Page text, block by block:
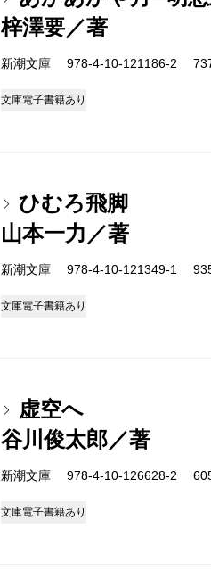
梓澤要／著
新潮文庫 978-4-10-121186-2
文庫電子書籍あり
ひむろ飛脚
山本一力／著
新潮文庫 978-4-10-121349-1
文庫電子書籍あり
虚空へ
谷川俊太郎／著
新潮文庫 978-4-10-126628-2
文庫電子書籍あり